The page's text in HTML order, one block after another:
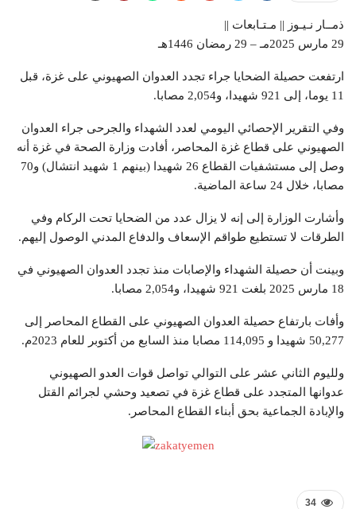
ذمــار نـيـوز || مـتـابعات ||
29 مارس 2025مـ – 29 رمضان 1446هـ
ارتفعت حصيلة الضحايا جراء تجدد العدوان الصهيوني على غزة، قبل
11 يوما، إلى 921 شهيدا، و2,054 مصابا.
وفي التقرير الإحصائي اليومي لعدد الشهداء والجرحى جراء العدوان
الصهيوني على قطاع غزة المحاصر، أفادت وزارة الصحة في غزة أنه
وصل إلى مستشفيات القطاع 26 شهيدا (بينهم 1 شهيد انتشال) و70
مصابا، خلال 24 ساعة الماضية.
وأشارت الوزارة إلى إنه لا يزال عدد من الضحايا تحت الركام وفي
الطرقات لا تستطيع طواقم الإسعاف والدفاع المدني الوصول إليهم.
وبينت أن حصيلة الشهداء والإصابات منذ تجدد العدوان الصهيوني في
18 مارس 2025 بلغت 921 شهيدا، و2,054 مصابا.
وأفات بارتفاع حصيلة العدوان الصهيوني على القطاع المحاصر إلى
50,277 شهيدا و 114,095 مصابا منذ السابع من أكتوبر للعام 2023م.
ولليوم الثاني عشر على التوالي تواصل قوات العدو الصهيوني
عدوانها المتجدد على قطاع غزة في تصعيد وحشي لجرائم القتل
والإبادة الجماعية بحق أبناء القطاع المحاصر.
34